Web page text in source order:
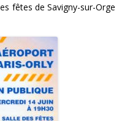
fêtes de Savigny-sur-Orge